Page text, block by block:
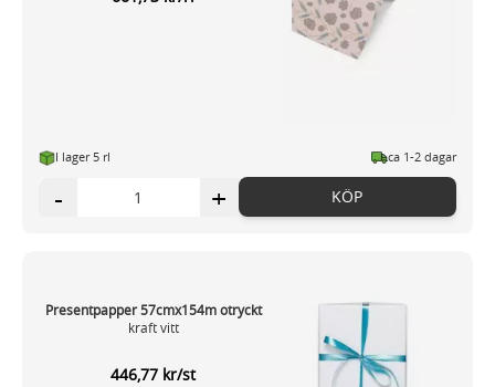
I lager 5 rl ca 1-2 dagar
- + KÖP
Presentpapper 57cmx154m otryckt
kraft vitt
446,77 kr/st